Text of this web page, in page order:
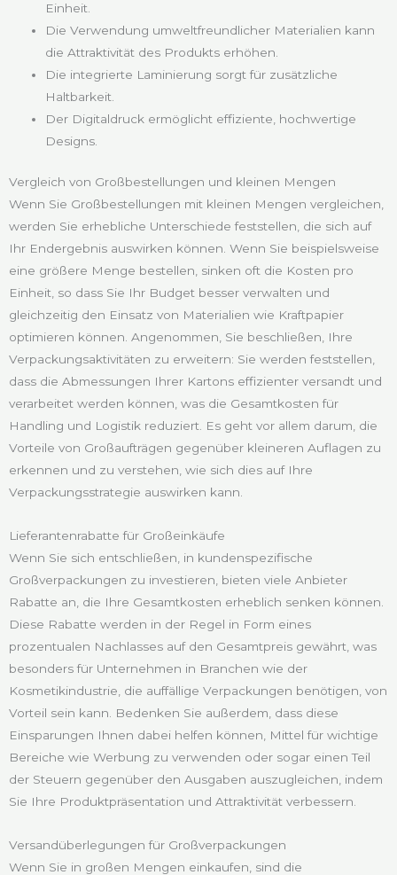
Einheit.
Die Verwendung umweltfreundlicher Materialien kann
die Attraktivität des Produkts erhöhen.
Die integrierte Laminierung sorgt für zusätzliche
Haltbarkeit.
Der Digitaldruck ermöglicht effiziente, hochwertige
Designs.
Vergleich von Großbestellungen und kleinen Mengen
Wenn Sie Großbestellungen mit kleinen Mengen vergleichen,
werden Sie erhebliche Unterschiede feststellen, die sich auf
Ihr Endergebnis auswirken können. Wenn Sie beispielsweise
eine größere Menge bestellen, sinken oft die Kosten pro
Einheit, so dass Sie Ihr Budget besser verwalten und
gleichzeitig den Einsatz von Materialien wie Kraftpapier
optimieren können. Angenommen, Sie beschließen, Ihre
Verpackungsaktivitäten zu erweitern: Sie werden feststellen,
dass die Abmessungen Ihrer Kartons effizienter versandt und
verarbeitet werden können, was die Gesamtkosten für
Handling und Logistik reduziert. Es geht vor allem darum, die
Vorteile von Großaufträgen gegenüber kleineren Auflagen zu
erkennen und zu verstehen, wie sich dies auf Ihre
Verpackungsstrategie auswirken kann.
Lieferantenrabatte für Großeinkäufe
Wenn Sie sich entschließen, in kundenspezifische
Großverpackungen zu investieren, bieten viele Anbieter
Rabatte an, die Ihre Gesamtkosten erheblich senken können.
Diese Rabatte werden in der Regel in Form eines
prozentualen Nachlasses auf den Gesamtpreis gewährt, was
besonders für Unternehmen in Branchen wie der
Kosmetikindustrie, die auffällige Verpackungen benötigen, von
Vorteil sein kann. Bedenken Sie außerdem, dass diese
Einsparungen Ihnen dabei helfen können, Mittel für wichtige
Bereiche wie Werbung zu verwenden oder sogar einen Teil
der Steuern gegenüber den Ausgaben auszugleichen, indem
Sie Ihre Produktpräsentation und Attraktivität verbessern.
Versandüberlegungen für Großverpackungen
Wenn Sie in großen Mengen einkaufen, sind die